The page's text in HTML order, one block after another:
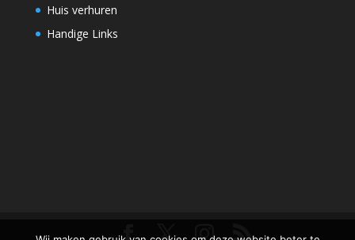
Huis verhuren
Handige Links